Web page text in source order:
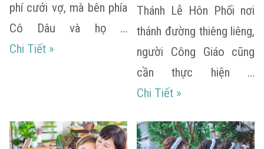
phí cưới vợ, mà bên phía
Cô Dâu và họ …
Chi Tiết Chi phí Đám Cưới Nhà Gái gồm những gì?
»
Thánh Lễ Hôn Phối nơi
thánh đường thiêng liêng,
người Công Giáo cũng
cần thực hiện …
Chi Tiết Trình tự Lễ Gia
»